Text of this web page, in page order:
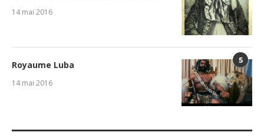
14 mai 2016
5
Royaume Luba
14 mai 2016